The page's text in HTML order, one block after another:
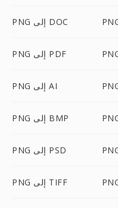
PNG إلى DOC
PNG إلى PDF
PNG إلى AI
PNG إلى BMP
PNG إلى PSD
PNG إلى TIFF